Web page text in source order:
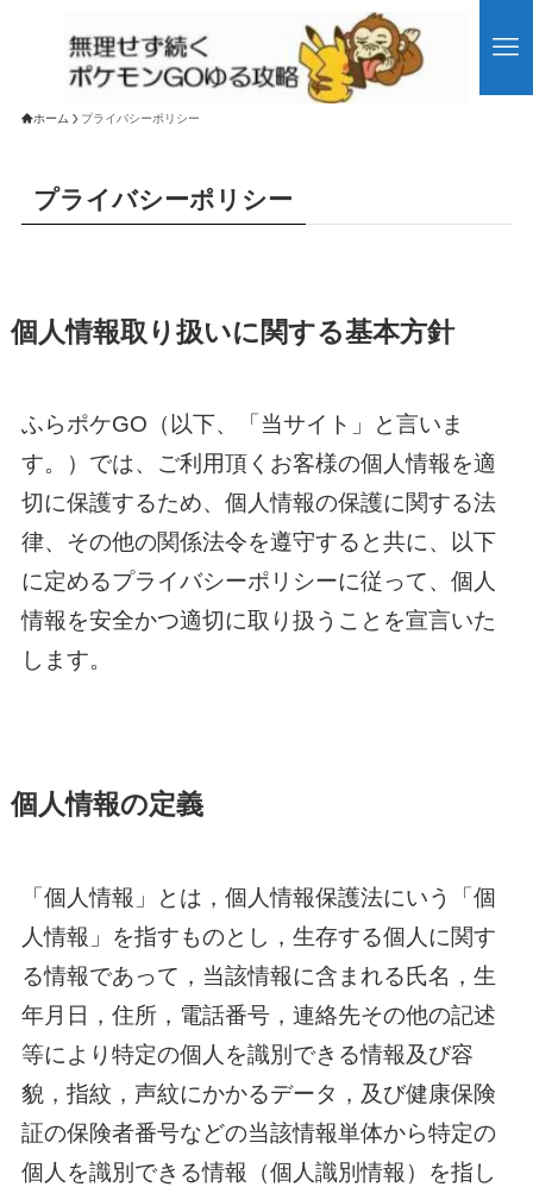
ホーム プライバシーポリシー
プライバシーポリシー
個人情報取り扱いに関する基本方針
ふらポケGO（以下、「当サイト」と言いま
す。）では、ご利用頂くお客様の個人情報を適
切に保護するため、個人情報の保護に関する法
律、その他の関係法令を遵守すると共に、以下
に定めるプライバシーポリシーに従って、個人
情報を安全かつ適切に取り扱うことを宣言いた
します。
個人情報の定義
「個人情報」とは，個人情報保護法にいう「個
人情報」を指すものとし，生存する個人に関す
る情報であって，当該情報に含まれる氏名，生
年月日，住所，電話番号，連絡先その他の記述
等により特定の個人を識別できる情報及び容
貌，指紋，声紋にかかるデータ，及び健康保険
証の保険者番号などの当該情報単体から特定の
個人を識別できる情報（個人識別情報）を指し